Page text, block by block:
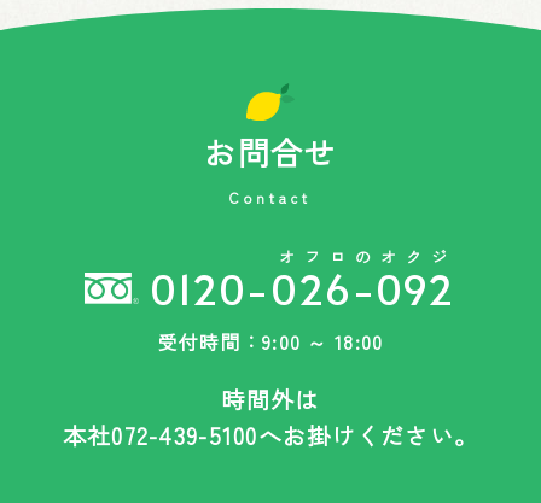
お問合せ
Contact
オフロのオクジ
0120-026-092
受付時間：9:00 ～ 18:00
時間外は
本社072-439-5100へお掛けください。